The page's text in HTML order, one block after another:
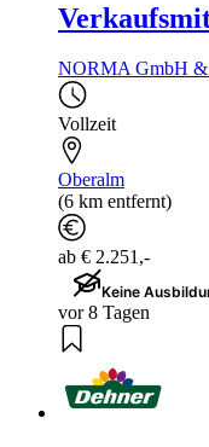
NORMA GmbH &
Vollzeit
Oberalm
(6 km entfernt)
ab € 2.251,-
Keine
vor 8 Tagen